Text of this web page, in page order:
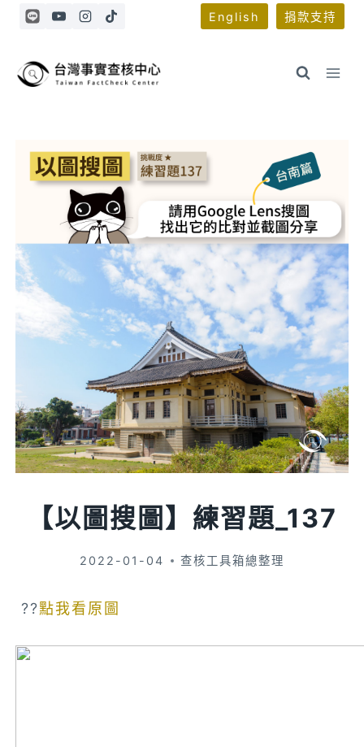
Skip
English 捐款支持
【以圖搜圖】練習題_137
2022-01-04 查核工具箱總整理
??點我看原圖